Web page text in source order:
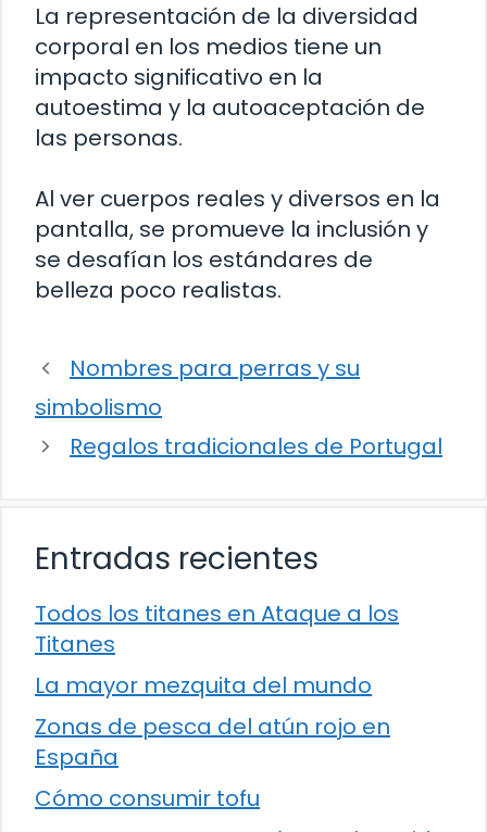
La representación de la diversidad
corporal en los medios tiene un
impacto significativo en la
autoestima y la autoaceptación de
las personas.
Al ver cuerpos reales y diversos en la
pantalla, se promueve la inclusión y
se desafían los estándares de
belleza poco realistas.
Nombres para perras y su
simbolismo
Regalos tradicionales de Portugal
Entradas recientes
Todos los titanes en Ataque a los
Titanes
La mayor mezquita del mundo
Zonas de pesca del atún rojo en
España
Cómo consumir tofu